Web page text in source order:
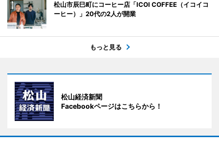
松山市辰巳町にコーヒー店「ICOI COFFEE（イコイコ
ーヒー）」20代の2人が開業
もっと見る
松山経済新聞
Facebookページはこちらから！